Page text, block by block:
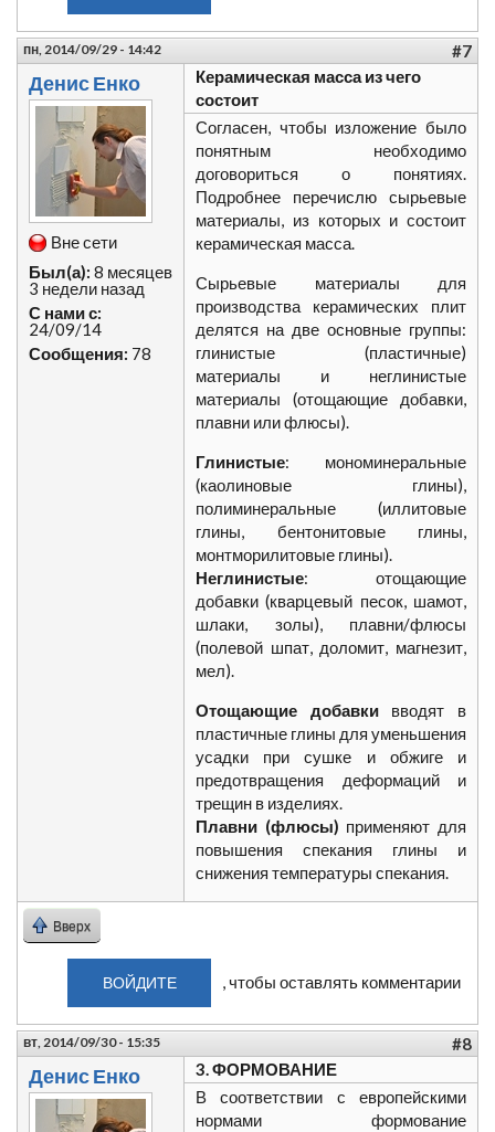
пн, 2014/09/29 - 14:42 #7
Денис Енко
Вне сети
Был(а): 8 месяцев
3 недели назад
С нами с:
24/09/14
Сообщения: 78
Керамическая масса из чего
состоит
Согласен, чтобы изложение было
понятным необходимо
договориться о понятиях.
Подробнее перечислю сырьевые
материалы, из которых и состоит
керамическая масса.
Сырьевые материалы для
производства керамических плит
делятся на две основные группы:
глинистые (пластичные)
материалы и неглинистые
материалы (отощающие добавки,
плавни или флюсы).
Глинистые: мономинеральные
(каолиновые глины),
полиминеральные (иллитовые
глины, бентонитовые глины,
монтморилитовые глины).
Неглинистые: отощающие
добавки (кварцевый песок, шамот,
шлаки, золы), плавни/флюсы
(полевой шпат, доломит, магнезит,
мел).
Отощающие добавкивводят в
пластичные глины для уменьшения
усадки при сушке и обжиге и
предотвращения деформаций и
трещин в изделиях.
Плавни (флюсы) применяют для
повышения спекания глины и
снижения температуры спекания.
Вверх
ВОЙДИТЕ , чтобы оставлять комментарии
вт, 2014/09/30 - 15:35 #8
Денис Енко
3. ФОРМОВАНИЕ
В соответствии с европейскими
нормами формование